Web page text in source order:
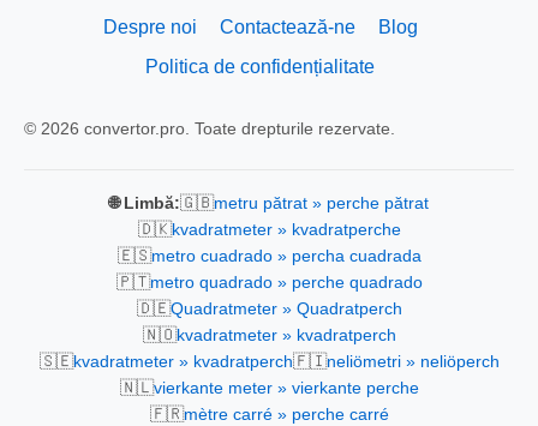
Despre noi Contactează-ne
Blog
Politica de confidențialitate
© 2026 convertor.pro. Toate drepturile rezervate.
🌐 Limbă:🇬🇧metru pătrat » perche pătrat
🇩🇰kvadratmeter » kvadratperche
🇪🇸metro cuadrado » percha cuadrada
🇵🇹metro quadrado » perche quadrado
🇩🇪Quadratmeter » Quadratperch
🇳🇴kvadratmeter » kvadratperch
🇸🇪kvadratmeter » kvadratperch🇫🇮neliömetri » neliöperch
🇳🇱vierkante meter » vierkante perche
🇫🇷mètre carré » perche carré